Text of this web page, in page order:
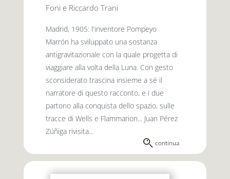
Foni e Riccardo Trani
Madrid, 1905: l'inventore Pompeyo
Marrón ha sviluppato una sostanza
antigravitazionale con la quale progetta di
viaggiare alla volta della Luna. Con gesto
sconsiderato trascina insieme a sé il
narratore di questo racconto, e i due
partono alla conquista dello spazio, sulle
tracce di Wells e Flammarion... Juan Pérez
Zúñiga rivisita...
continua